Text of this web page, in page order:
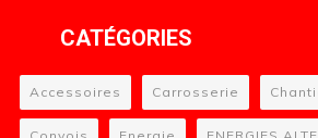
CATÉGORIES
Accessoires Carrosserie